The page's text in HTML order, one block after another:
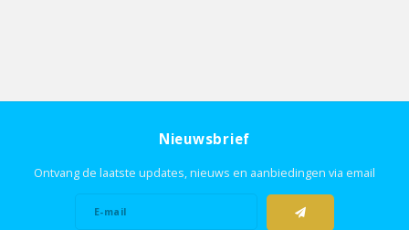
Nieuwsbrief
Ontvang de laatste updates, nieuws en aanbiedingen via email